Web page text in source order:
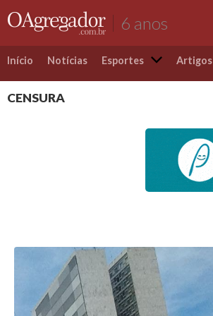
6 anos
Início Notícias Esportes Artigos
CENSURA